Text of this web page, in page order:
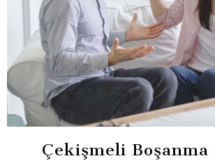
Çekişmeli Boşanma